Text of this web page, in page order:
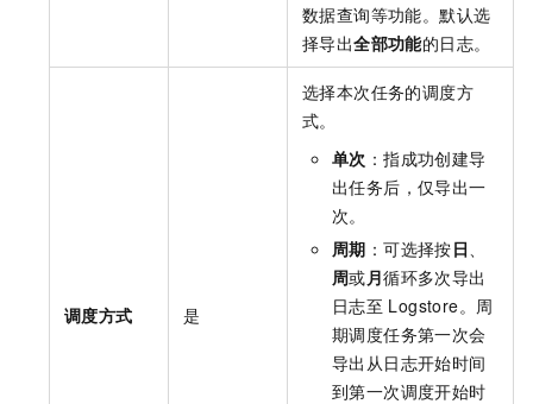
数据查询等功能。默认选
择导出全部功能的日志。
调度方式 是
选择本次任务的调度方
式。
单次 ：指成功创建导
出任务后，仅导出一
次。
周期 ：可选择按日
周或 月循环多次导出
日志至 Logstore。周
期调度任务第一次会
导出从日志开始时间
到第一次调度开始时